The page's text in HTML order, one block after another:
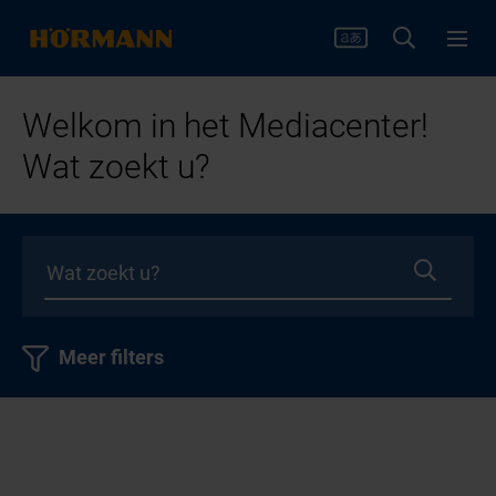
Welkom in het Mediacenter!
Wat zoekt u?
Meer filters